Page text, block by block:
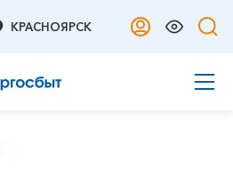
КРАСНОЯРСК